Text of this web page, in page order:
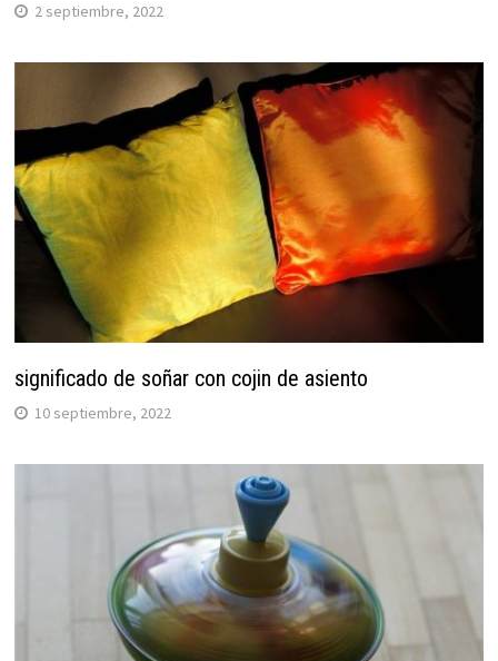
2 septiembre, 2022
significado de soñar con cojin de asiento
10 septiembre, 2022